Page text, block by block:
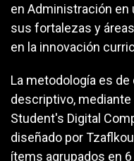
en Administración en
sus fortalezas y
en la innovación
La metodología es
descriptivo,
Student's Digital
diseñado por
ítems agrupados en